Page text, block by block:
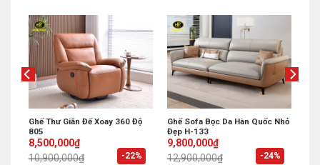
-22%
Ghế Thư Giãn Đế Xoay 360 Độ
805
10,900,000₫
Original
price
was:
8,500,000₫
Current
price
is:
-24%
Ghế Sofa Bọc Da Hàn Quốc Nhỏ
Đẹp H-133
12,900,000₫
Original
price
was:
9,800,000₫
Current
price
is: